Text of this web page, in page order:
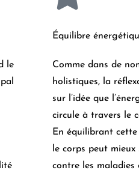
le
Équilibre
Comme dans de
holistiques, la
sur l’idée que
circule à travers le
En équilibrant cette
le corps peut mieux
contre les maladies